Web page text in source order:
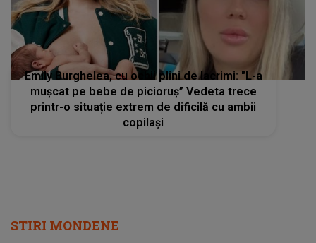
Emily Burghelea, cu ochii plini de lacrimi: "L-a
mușcat pe bebe de picioruș” Vedeta trece
printr-o situație extrem de dificilă cu ambii
copilași
STIRI MONDENE